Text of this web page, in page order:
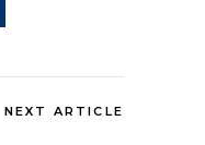
NEXT ARTICLE